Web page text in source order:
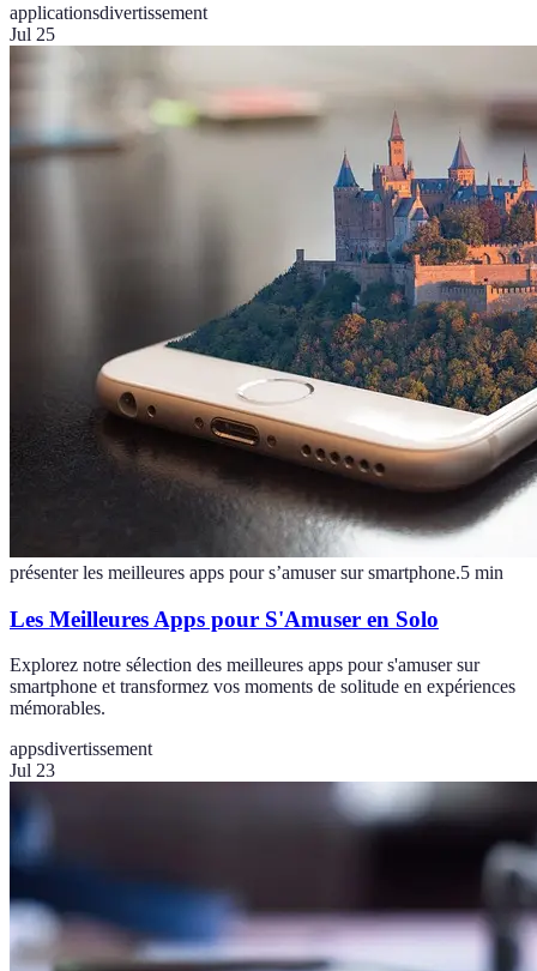
applicationsdivertissement
Jul 25
présenter les meilleures apps pour s’amuser sur smartphone.5 min
Les Meilleures Apps pour S'Amuser en Solo
Explorez notre sélection des meilleures apps pour s'amuser sur
smartphone et transformez vos moments de solitude en expériences
mémorables.
appsdivertissement
Jul 23